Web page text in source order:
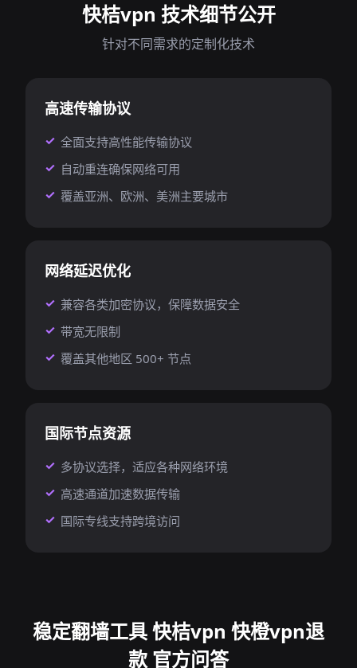
快桔vpn 技术细节公开
针对不同需求的定制化技术
高速传输协议
全面支持高性能传输协议
自动重连确保网络可用
覆盖亚洲、欧洲、美洲主要城市
网络延迟优化
兼容各类加密协议，保障数据安全
带宽无限制
覆盖其他地区 500+ 节点
国际节点资源
多协议选择，适应各种网络环境
高速通道加速数据传输
国际专线支持跨境访问
稳定翻墙工具 快桔vpn 快橙vpn退
款 官方问答